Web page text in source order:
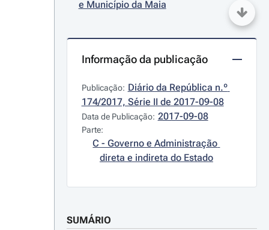
e Município da Maia
Informação da publicação
Publicação: Diário da República n.º
174/2017, Série II de 2017-09-08
Data de Publicação: 2017-09-08
Parte:
C - Governo e Administração
direta e indireta do Estado
SUMÁRIO